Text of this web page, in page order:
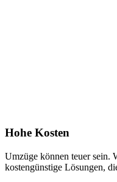
Hohe Kosten
Umzüge können teuer sein.
kostengünstige Lösungen,